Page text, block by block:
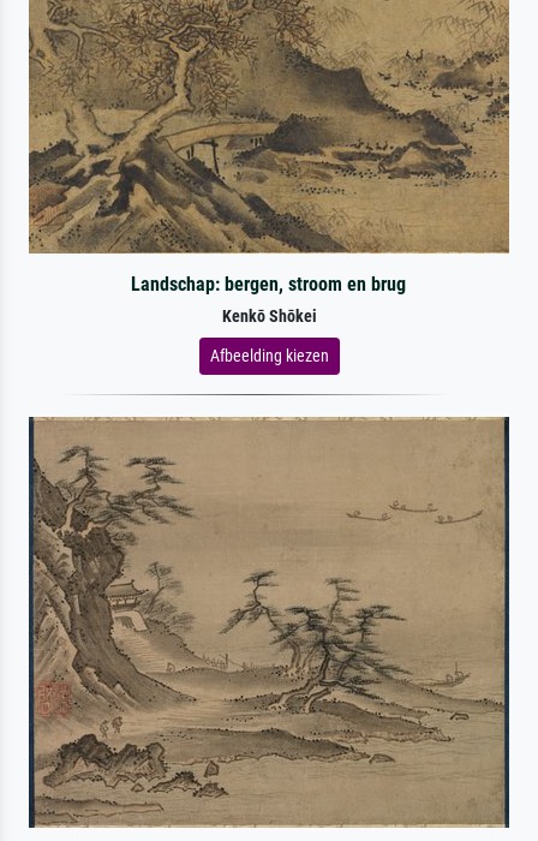
Landschap: bergen, stroom en brug
Kenkō Shōkei
Afbeelding kiezen